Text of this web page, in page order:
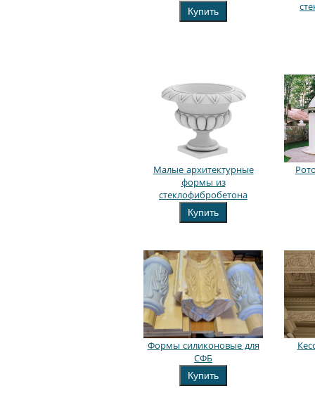
Купить
Малые архитектурные
формы из
стеклофибробетона
Купить
Формы силиконовые для
СФБ
Купить